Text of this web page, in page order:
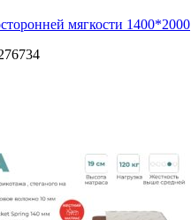
мягкости 1400*2000